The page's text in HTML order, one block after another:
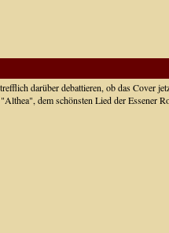
darüber debattieren, ob das
dem schönsten Lied der Essener